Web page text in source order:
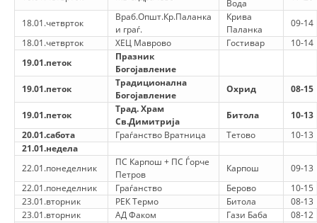
ОДНОСИ СО ЈАВНОСТ
ИСТРАЖУВАЊЕ НА ЈАВНО МИСЛЕЊЕ
МЕЃУНАРОДНА СОРАБОТКА
ДОГОВОРИ
ЗНАЧЕЊЕ НА СЛУЖБАТА ЗА БАРАЊЕ
ФОРМУЛАРИ ЗА БАРАЊА
ЗДРАВСТВЕНО ПРЕВЕНТИВНА ДЕЈНОСТ
ПРВА ПОМОШ
Вода
18.01.четврток
Враб.Општ.Кр.Паланка
и граѓ.
Крива
Паланка
09-14
18.01.четврток
ХЕЦ Маврово Гостивар
10-14
19.01.петок
Празник
Богојавление
19.01.петок
Традиционална
Богојавление
Охрид 08-15
19.01.петок
Трад. Храм
Св.Димитрија
Битола
10-13
20.01.сабота
Граѓанство Вратница Тетово
10-13
21.01.недела
22.01.понеделник
ПС Карпош + ПС Ѓорче
Петров
Карпош
09-13
22.01.понеделник
Граѓанство Берово
10-15
23.01.вторник
РЕК Термо Битола
08-13
23.01.вторник
АД Факом Гази Баба
08-12